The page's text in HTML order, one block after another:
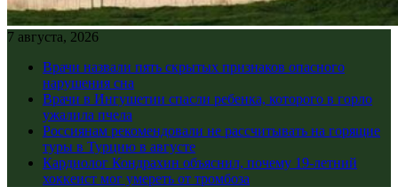
7 августа, 2026
Врачи назвали пять скрытых признаков опасного
нарушения сна
Врачи в Ингушетии спасли ребенка, которого в горло
ужалила пчела
Россиянам рекомендовали не рассчитывать на горящие
туры в Турцию в августе
Кардиолог Кондрахин объяснил, почему 19-летний
хоккеист мог умереть от тромбоза